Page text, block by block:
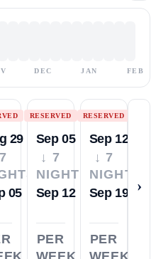
DEC JAN FEB
29
05
RESERVED
Sep 05
↓ 7
NIGHTS
Sep 12
PER
WEEK
RESERVED
Sep 12
↓ 7
NIGHTS
Sep 19
PER
WEEK
›